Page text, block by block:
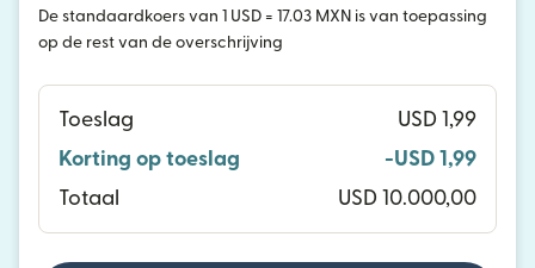
De standaardkoers van 1 USD = 17.03 MXN is van toepassing
op de rest van de overschrijving
Toeslag
USD 1,99
Korting op toeslag
-USD 1,99
Totaal
USD 10.000,00